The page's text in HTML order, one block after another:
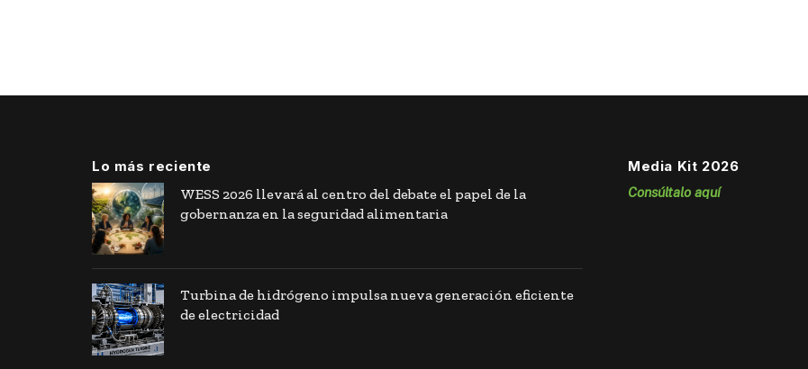
Lo más reciente
WESS 2026 llevará al centro del debate el papel de la
gobernanza en la seguridad alimentaria
Turbina de hidrógeno impulsa nueva generación eficiente
de electricidad
Media Kit 2026
Consúltalo aquí